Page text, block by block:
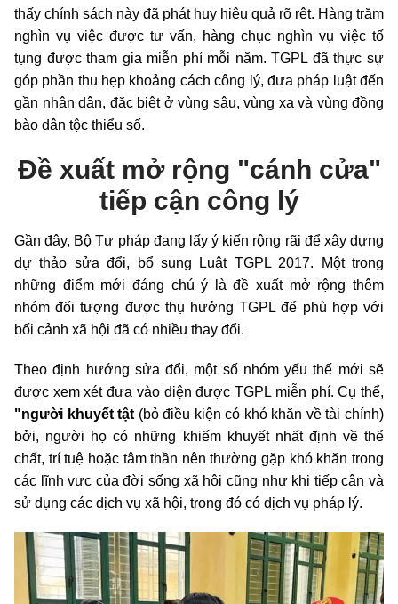
thấy chính sách này đã phát huy hiệu quả rõ rệt. Hàng trăm
nghìn vụ việc được tư vấn, hàng chục nghìn vụ việc tố
tụng được tham gia miễn phí mỗi năm. TGPL đã thực sự
góp phần thu hẹp khoảng cách công lý, đưa pháp luật đến
gần nhân dân, đặc biệt ở vùng sâu, vùng xa và vùng đồng
bào dân tộc thiểu số.
Đề xuất mở rộng "cánh cửa"
tiếp cận công lý
Gần đây, Bộ Tư pháp đang lấy ý kiến rộng rãi để xây dựng
dự thảo sửa đổi, bổ sung Luật TGPL 2017. Một trong
những điểm mới đáng chú ý là đề xuất mở rộng thêm
nhóm đối tượng được thụ hưởng TGPL để phù hợp với
bối cảnh xã hội đã có nhiều thay đổi.
Theo định hướng sửa đổi, một số nhóm yếu thế mới sẽ
được xem xét đưa vào diện được TGPL miễn phí. Cụ thể,
"người khuyết tật (bỏ điều kiện có khó khăn về tài chính)
bởi, người họ có những khiếm khuyết nhất định về thể
chất, trí tuệ hoặc tâm thần nên thường gặp khó khăn trong
các lĩnh vực của đời sống xã hội cũng như khi tiếp cận và
sử dụng các dịch vụ xã hội, trong đó có dịch vụ pháp lý.